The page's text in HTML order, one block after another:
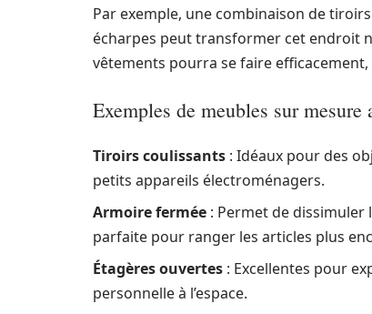
Par exemple, une combinaison de
écharpes peut transformer cet endroit
vêtements pourra se faire
Exemples de meubles sur mesure
Tiroirs coulissants : Idéaux pour des
petits appareils électroménagers.
Armoire fermée : Permet de dissimuler
parfaite pour ranger les articles plus
Étagères ouvertes : Excellentes pour
personnelle à l’espace.